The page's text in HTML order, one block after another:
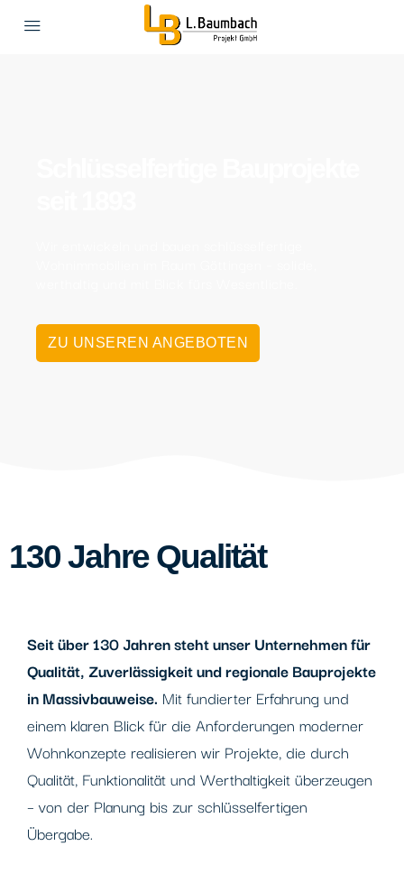
ZU UNSEREN ANGEBOTEN
130 Jahre Qualität
Seit über 130 Jahren steht unser Unternehmen für
Qualität, Zuverlässigkeit und regionale Bauprojekte
in Massivbauweise. Mit fundierter Erfahrung und
einem klaren Blick für die Anforderungen moderner
Wohnkonzepte realisieren wir Projekte, die durch
Qualität, Funktionalität und Werthaltigkeit überzeugen
– von der Planung bis zur schlüsselfertigen
Übergabe.